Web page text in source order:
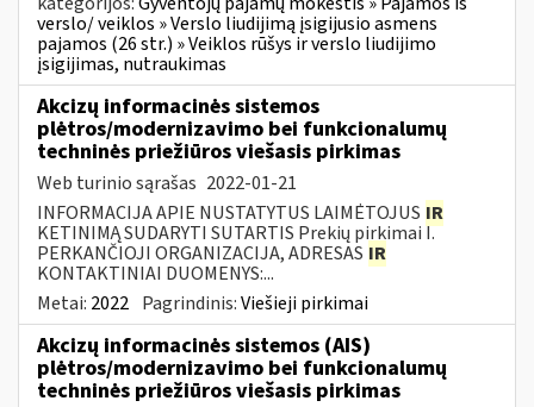
verslo/ veiklos » Verslo liudijimą įsigijusio asmens
pajamos (26 str.) » Veiklos rūšys ir verslo liudijimo
įsigijimas, nutraukimas
Akcizų informacinės sistemos
plėtros/modernizavimo bei funkcionalumų
techninės priežiūros viešasis pirkimas
Web turinio sąrašas 2022-01-21
INFORMACIJA APIE NUSTATYTUS LAIMĖTOJUS IR
KETINIMĄ SUDARYTI SUTARTIS Prekių pirkimai I.
PERKANČIOJI ORGANIZACIJA, ADRESAS IR
KONTAKTINIAI DUOMENYS:...
Metai: 2022 Pagrindinis:Viešieji pirkimai
Akcizų informacinės sistemos (AIS)
plėtros/modernizavimo bei funkcionalumų
techninės priežiūros viešasis pirkimas